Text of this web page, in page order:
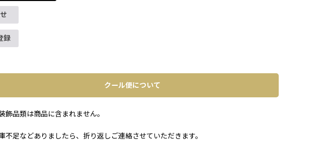
録
クール便について
品類は商品に含まれません。
足などありましたら、折り返しご連絡させていただきます。